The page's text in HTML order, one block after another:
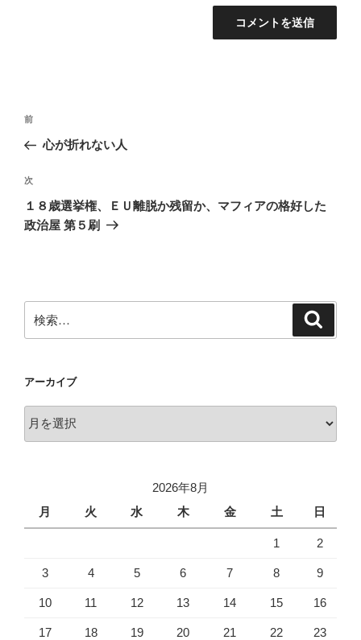
投
ナ
ビ
ゲ
ー
前
の
稿
前
心が折れない人
次
の
投
次
１８歳選挙権、ＥＵ離脱か残留か、マフィアの格好した
政治屋 第５刷
索:
アーカイブ
ー
2026年8月
月
火 水 木 金 土 日
1 2
3 4 5 6 7 8 9
10 11 12 13 14 15 16
17 18 19 20 21 22 23